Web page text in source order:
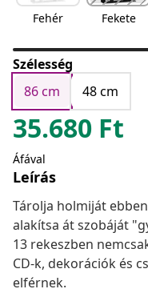
Fehér Fekete
Szélesség
86 cm
48 cm
35.680 Ft
Áfával
Leírás
Tárolja holmiját
alakítsa át szobáját
13 rekeszben
CD-k, dekorációk és
elférnek.